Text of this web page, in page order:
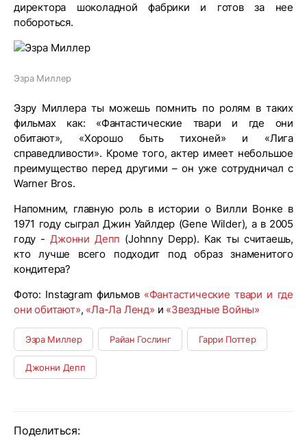
директора шоколадной фабрики и готов за нее
побороться.
Эзра Миллер
Эзру Миллера ты можешь помнить по ролям в таких
фильмах как: «Фантастические твари и где они
обитают», «Хорошо быть тихоней» и «Лига
справедливости». Кроме того, актер имеет небольшое
преимущество перед другими – он уже сотрудничал с
Warner Bros.
Напомним, главную роль в истории о Вилли Вонке в
1971 году сыграл Джин Уайлдер (Gene Wilder), а в 2005
году -Джонни Депп (Johnny Depp). Как ты считаешь,
кто лучше всего подходит под образ знаменитого
кондитера?
Фото: Instagram фильмов «Фантастические твари и где
они обитают», «Ла-Ла Ленд» и «Звездные Войны»
Эзра Миллер Райан Гослинг Гарри Поттер
Джонни Депп
Поделиться: